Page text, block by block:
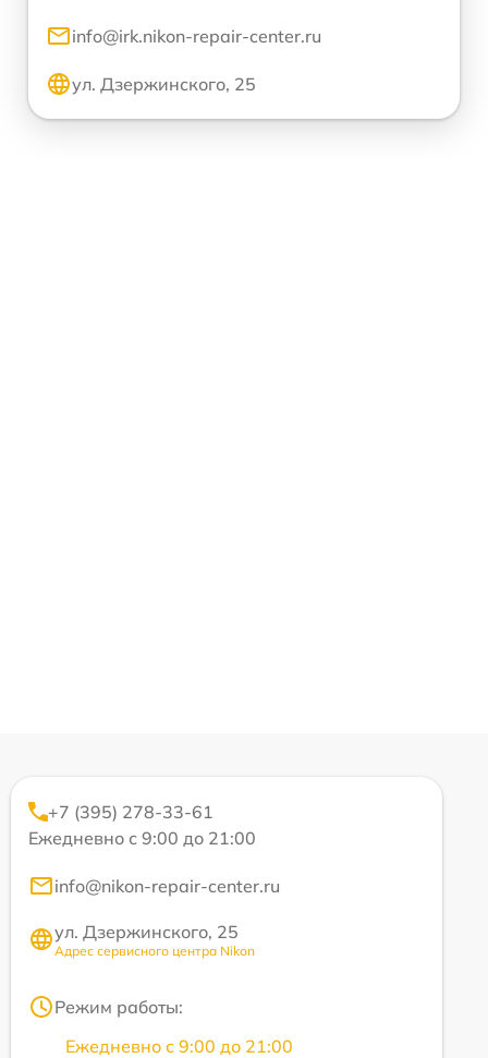
info@irk.nikon-repair-center.ru
ул. Дзержинского, 25
+7 (395) 278-33-61
Ежедневно с 9:00 до 21:00
info@nikon-repair-center.ru
ул. Дзержинского, 25
Адрес сервисного центра Nikon
Режим работы:
Ежедневно с 9:00 до 21:00